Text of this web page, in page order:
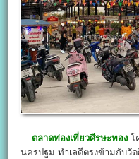
ตลาดท่องเที่ยวศีรษะทอง โ
นครปฐม ทำเลดีตรงข้ามกับวั